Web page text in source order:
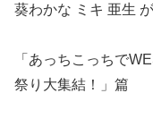
葵わかな ミキ 亜生
「あっちこっちで
祭り大集結！」篇